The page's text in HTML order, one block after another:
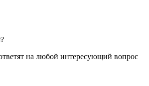
на любой интересующий вопрос